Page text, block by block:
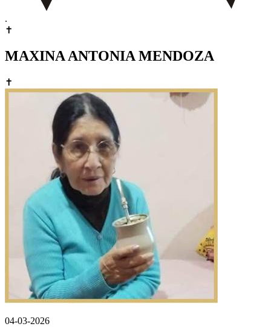
.
✝
MAXINA ANTONIA MENDOZA
✝
04-03-2026